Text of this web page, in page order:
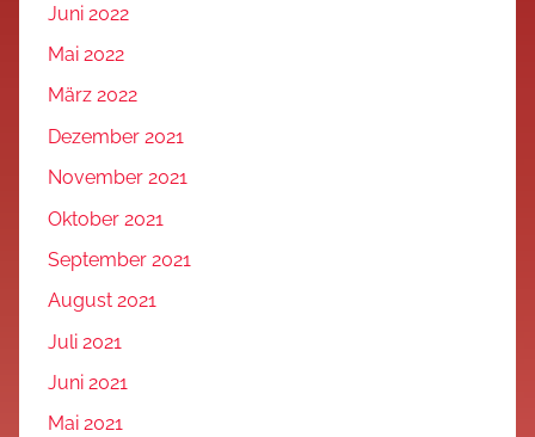
Juni 2022
Mai 2022
März 2022
Dezember 2021
November 2021
Oktober 2021
September 2021
August 2021
Juli 2021
Juni 2021
Mai 2021